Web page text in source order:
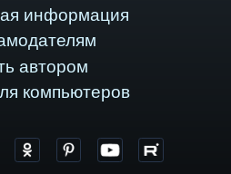
информация
автором
компьютеров